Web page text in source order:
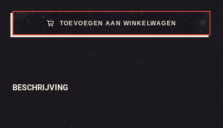
TOEVOEGEN AAN WINKELWAGEN
BESCHRIJVING